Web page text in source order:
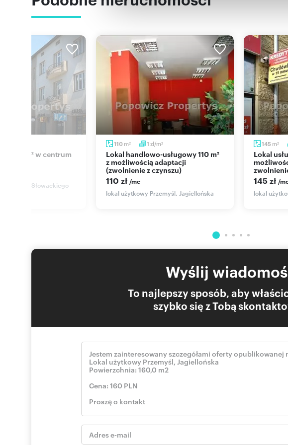
Numer oferty: POP-LW-112
Słowackiego
110 m2 1 zł/m2
Lokal handlowo-usługowy 110 m²
z możliwością adaptacji
(zwolnienie z czynszu)
110 zł /mc
lokal użytkowy Przemyśl, Jagiellońska
145 m2
Lokal usługowy 145 m2 z
145 zł /
lokal
Wyślij
To najlepszy sposób, aby
szybko się z Tobą